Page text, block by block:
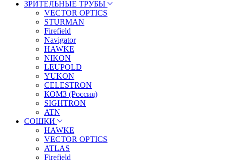
ЗРИТЕЛЬНЫЕ ТРУБЫ
VECTOR OPTICS
STURMAN
Firefield
Navigator
HAWKE
NIKON
LEUPOLD
YUKON
CELESTRON
КОМЗ (Россия)
SIGHTRON
ATN
СОШКИ
HAWKE
VECTOR OPTICS
ATLAS
Firefield